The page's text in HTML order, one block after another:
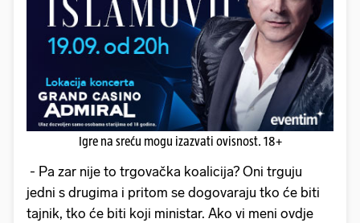
Igre na sreću mogu izazvati ovisnost. 18+
- Pa zar nije to trgovačka koalicija? Oni trguju
jedni s drugima i pritom se dogovaraju tko će biti
tajnik, tko će biti koji ministar. Ako vi meni ovdje